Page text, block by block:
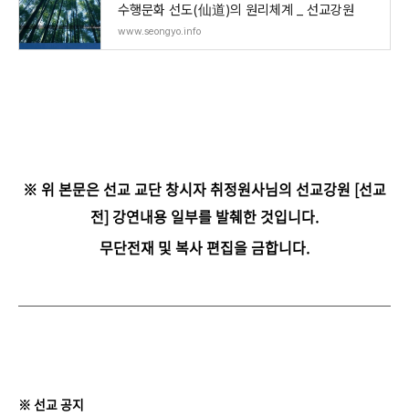
수행문화 선도(仙道)의 원리체계 _ 선교강원
www.seongyo.info
※ 위 본문은 선교 교단 창시자 취정원사님의 선교강원 [선교
전] 강연내용 일부를 발췌한 것입니다.
무단전재 및 복사 편집을 금합니다.
※ 선교 공지